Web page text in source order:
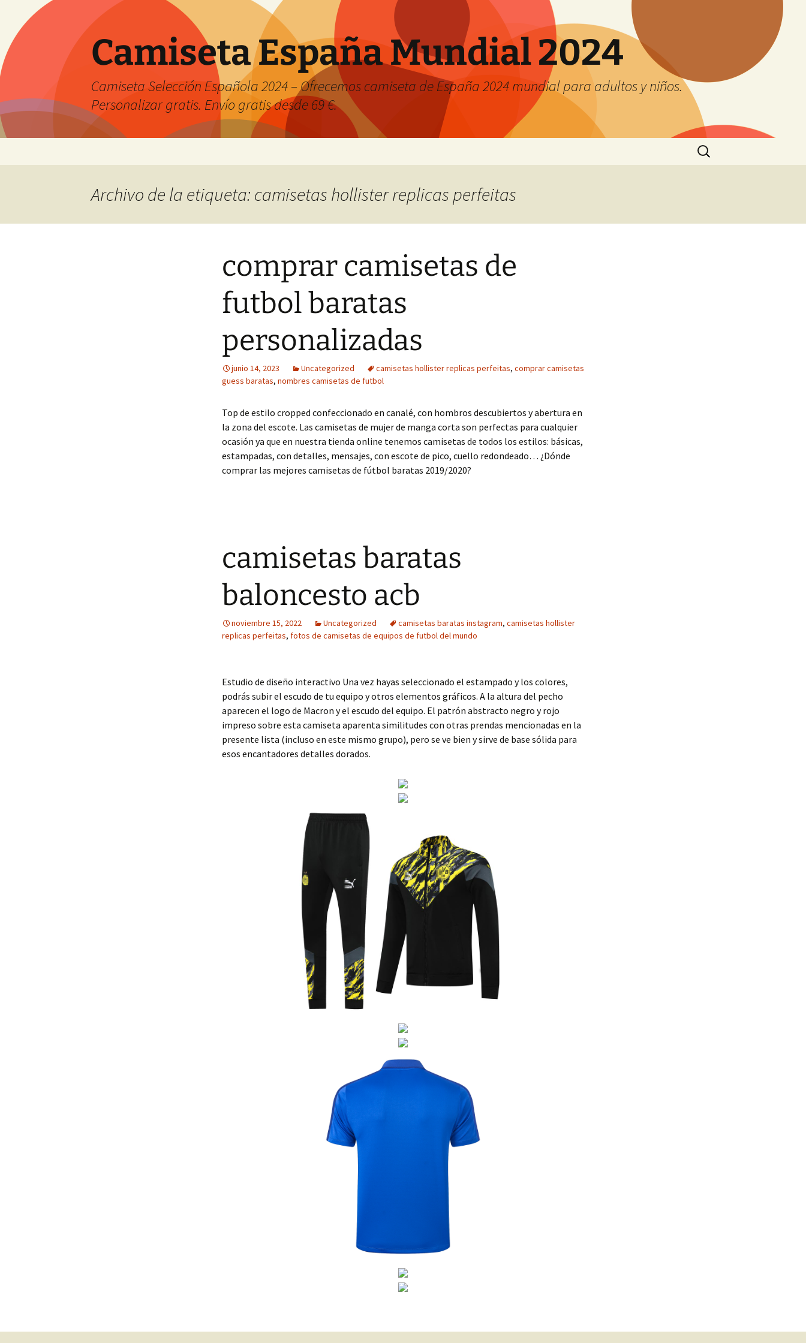
Camiseta España Mundial 2024
Camiseta Selección Española 2024 – Ofrecemos camiseta de España 2024 mundial para adultos y niños.
Personalizar gratis. Envío gratis desde 69 €.
Buscar:
Archivo de la etiqueta: camisetas hollister replicas perfeitas
comprar camisetas de
futbol baratas
personalizadas
junio 14, 2023 Uncategorized camisetas hollister replicas perfeitas, comprar camisetas
guess baratas, nombres camisetas de futbol
Top de estilo cropped confeccionado en canalé, con hombros descubiertos y abertura en
la zona del escote. Las camisetas de mujer de manga corta son perfectas para cualquier
ocasión ya que en nuestra tienda online tenemos camisetas de todos los estilos: básicas,
estampadas, con detalles, mensajes, con escote de pico, cuello redondeado… ¿Dónde
comprar las mejores camisetas de fútbol baratas 2019/2020?
camisetas baratas
baloncesto acb
noviembre 15, 2022 Uncategorized camisetas baratas instagram, camisetas hollister
replicas perfeitas, fotos de camisetas de equipos de futbol del mundo
Estudio de diseño interactivo Una vez hayas seleccionado el estampado y los colores,
podrás subir el escudo de tu equipo y otros elementos gráficos. A la altura del pecho
aparecen el logo de Macron y el escudo del equipo. El patrón abstracto negro y rojo
impreso sobre esta camiseta aparenta similitudes con otras prendas mencionadas en la
presente lista (incluso en este mismo grupo), pero se ve bien y sirve de base sólida para
esos encantadores detalles dorados.